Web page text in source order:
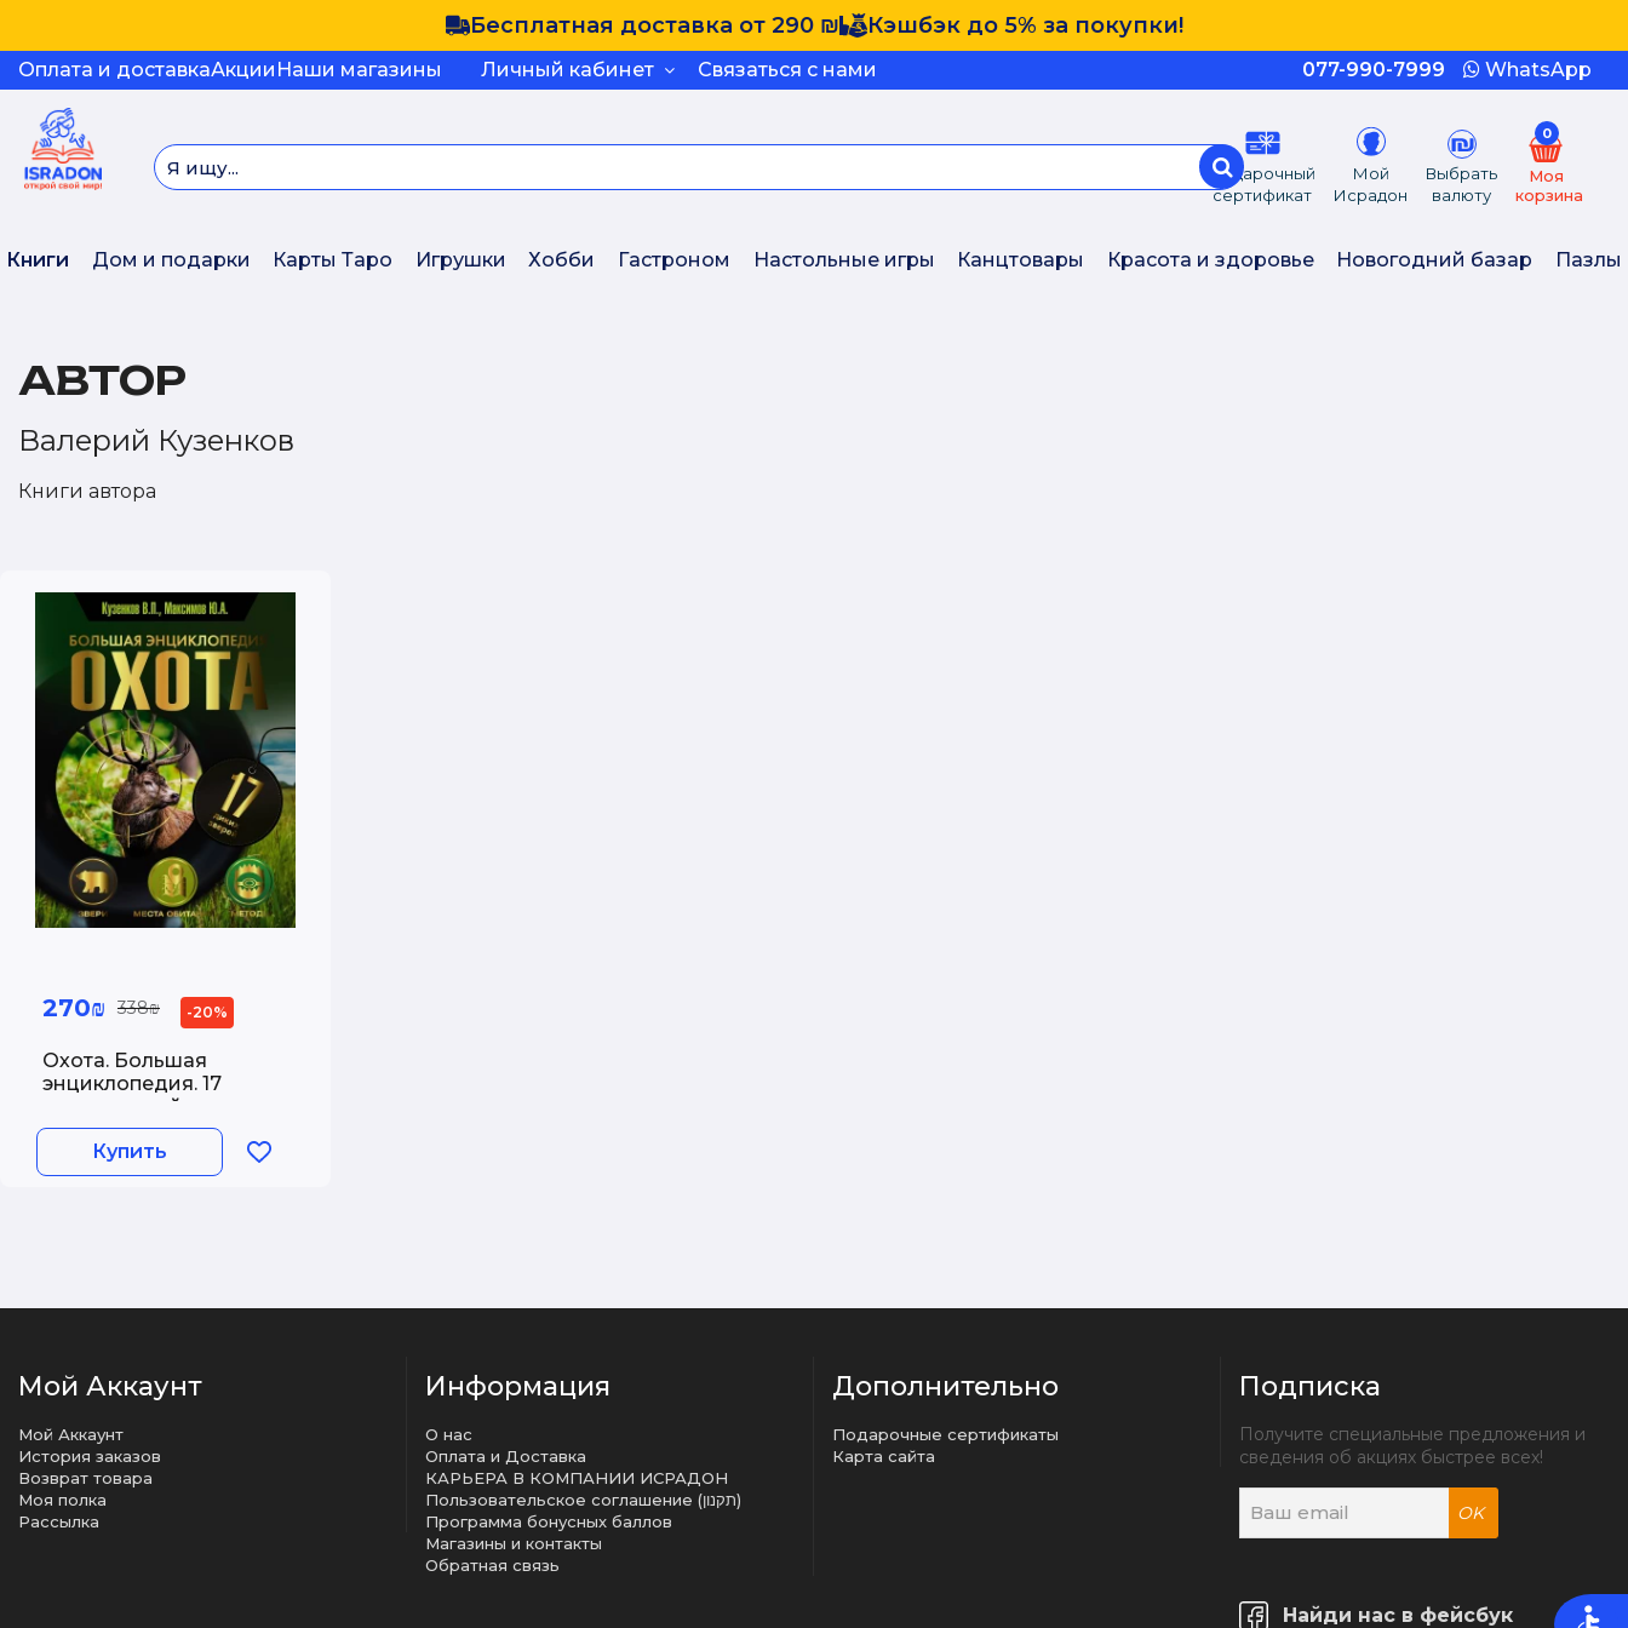
Бесплатная доставка от 290 ₪ Кэшбэк до 5% за покупки!
Оплата и доставкаАкции Наши магазины Личный кабинет Связаться с нами 077-990-7999 WhatsApp
Подарочный
сертификат
Мой
Исрадон
Выбрать
валюту
0
Моя
корзина
Книги Дом и подарки Карты Таро Игрушки Хобби Гастроном Настольные игры Канцтовары Красота и здоровье Новогодний базар Пазлы
АВТОР
Валерий Кузенков
Книги автора
Охота. Большая
энциклопедия. 17
диких зверей
270₪ 338₪ -20%
Купить
Мой Аккаунт
Мой Аккаунт
История заказов
Возврат товара
Моя полка
Рассылка
Информация
О нас
Оплата и Доставка
КАРЬЕРА В КОМПАНИИ ИСРАДОН
Пользовательское соглашение (תקנון)
Программа бонусных баллов
Магазины и контакты
Обратная связь
Дополнительно
Подарочные сертификаты
Карта сайта
Подписка
Получите специальные предложения и
сведения об акциях быстрее всех!
OK
Найди нас в фейсбук